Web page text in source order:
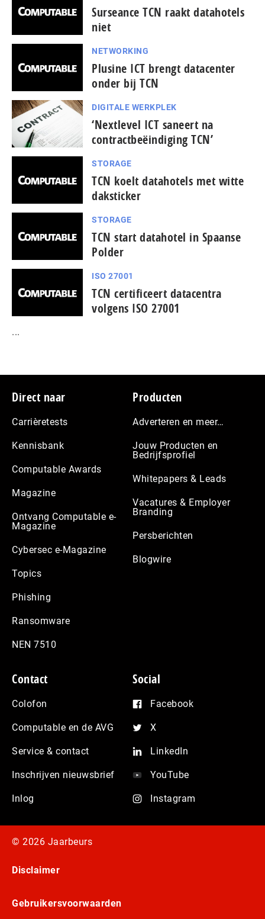
Surseance TCN raakt datahotels
niet
NETWORKING
Plusine ICT brengt datacenter
onder bij TCN
DIGITALE WERKPLEK
‘Nextlevel ICT saneert na
contractbeëindiging TCN’
STORAGE
TCN koelt datahotels met witte
daksticker
STORAGE
TCN start datahotel in Spaanse
Polder
ISO 27001
TCN certificeert datacentra
volgens ISO 27001
...
Footer
Direct naar
Carrièretests
Kennisbank
Computable Awards
Magazine
Ontvang Computable e-
Magazine
Cybersec e-Magazine
Topics
Phishing
Ransomware
NEN 7510
Producten
Adverteren en meer…
Jouw Producten en
Bedrijfsprofiel
Whitepapers & Leads
Vacatures & Employer
Branding
Persberichten
Blogwire
Contact
Colofon
Computable en de AVG
Service & contact
Inschrijven nieuwsbrief
Inlog
Social
Facebook
X
LinkedIn
YouTube
Instagram
© 2026 Jaarbeurs
Disclaimer
Gebruikersvoorwaarden